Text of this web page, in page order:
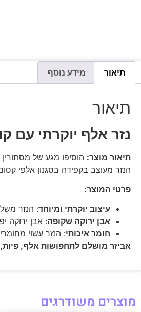
תיאור מידע נוסף
תיאור
נזר אלף יוקרתי עם
תיאור מוצר: הוסיפו מגע של
הנזר מעוצב בקפידה בסגנון אלפי
פרטי המוצר:
עיצוב יוקרתי ומיוחד: הנזר
אבן ירוקה שקופה: אבן ירוקה
חומר איכותי: הנזר עשוי
אביזר מושלם לתחפושות אלף, פיות,
מוצרים משודרגים